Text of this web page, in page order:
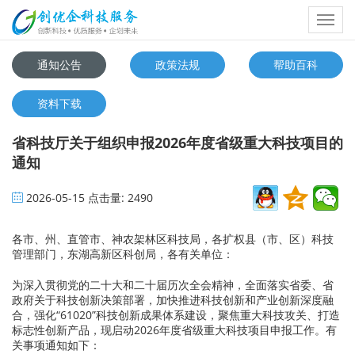
通知公告
政策法规 帮助百科
资料下载
省科技厅关于组织申报2026年度省级重大科技项目的
通知
2026-05-15 点击量: 2490
各市、州、直管市、神农架林区科技局，各扩权县（市、区）科技
管理部门，东湖高新区科创局，各有关单位：
为深入贯彻党的二十大和二十届历次全会精神，全面落实省委、省
政府关于科技创新决策部署，加快推进科技创新和产业创新深度融
合，强化“61020”科技创新成果体系建设，聚焦重大科技攻关、打造
标志性创新产品，现启动2026年度省级重大科技项目申报工作。有
关事项通知如下：